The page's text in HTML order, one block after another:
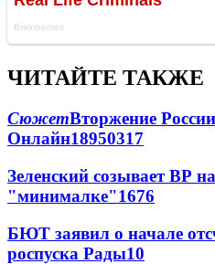
ЧИТАЙТЕ ТАКЖЕ
СюжетВторжение
Онлайн18950317
Зеленский созывает ВР
"минималке"1676
БЮТ заявил о начале
роспуска Рады10